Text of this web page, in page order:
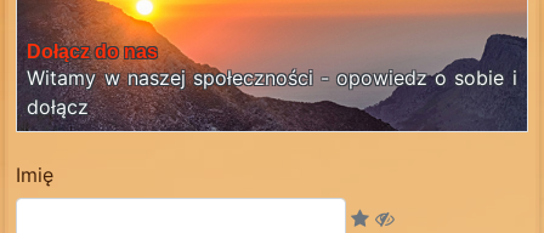
Dołącz do nas
Witamy w naszej społeczności - opowiedz o sobie i
dołącz
Imię